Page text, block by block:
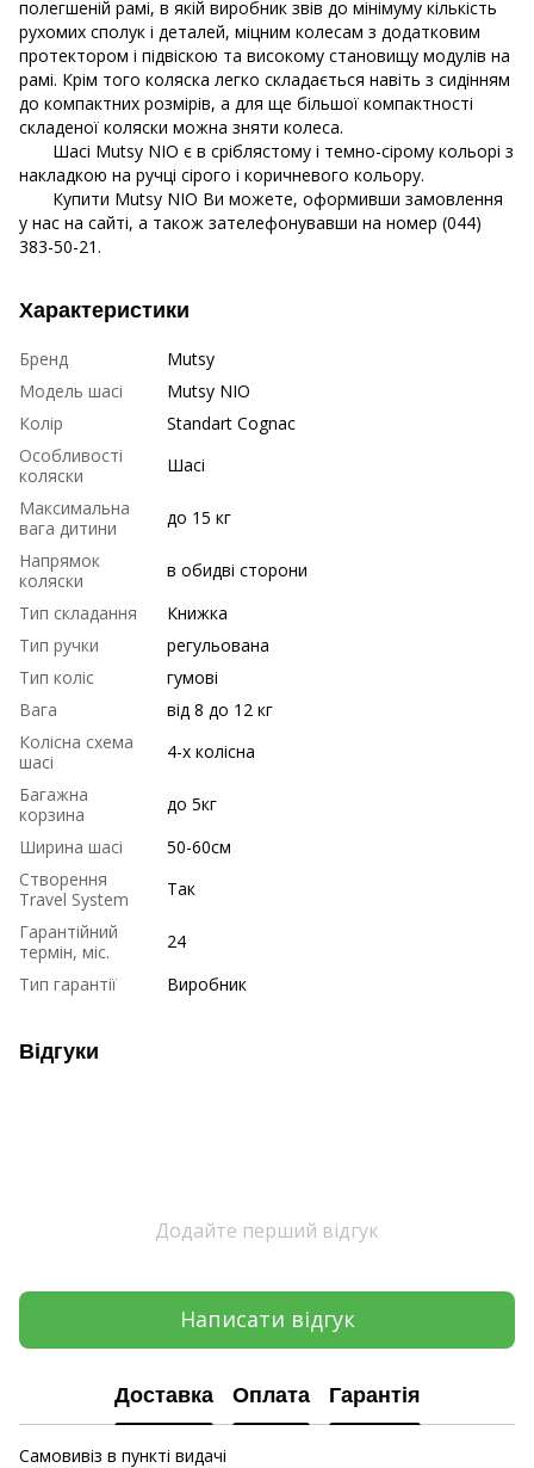
полегшеній рамі, в якій виробник звів до мінімуму кількість
рухомих сполук і деталей, міцним колесам з додатковим
протектором і підвіскою та високому становищу модулів на
рамі. Крім того коляска легко складається навіть з сидінням
до компактних розмірів, а для ще більшої компактності
складеної коляски можна зняти колеса.
Шасі Mutsy NIO є в сріблястому і темно-сірому кольорі з
накладкою на ручці сірого і коричневого кольору.
Купити Mutsy NIO Ви можете, оформивши замовлення
у нас на сайті, а також зателефонувавши на номер (044)
383-50-21.
Характеристики
Бренд
Mutsy
Модель шасі
Mutsy NIO
Колір
Standart Cognac
Особливості
коляски
Шасі
Максимальна
вага дитини
до 15 кг
Напрямок
коляски
в обидві сторони
Тип складання
Книжка
Тип ручки
регульована
Тип коліс
гумові
Вага
від 8 до 12 кг
Колісна схема
шасі
4-х колісна
Багажна
корзина
до 5кг
Ширина шасі
50-60см
Створення
Travel System
Так
Гарантійний
термін, міс.
24
Тип гарантії
Виробник
Відгуки
Додайте перший відгук
Написати відгук
Доставка Оплата Гарантія
Самовивіз в пункті видачі